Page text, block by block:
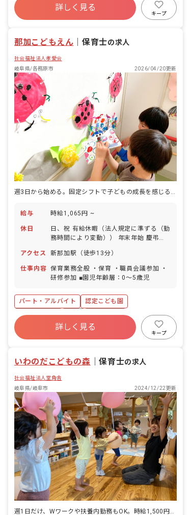
子どもたちの育成を目指しています。そ
のために、一人一人の子どもの状況や発
が現在をもっとも良く生き、望ましい未
行っております。具体的には、「英語あ
そび」や「運動あそび」、「ダンスあそ
び」、「音楽あそび」、「まなびタイ
ム」など子どもたちが新たな学びを楽し
むための環境があります。
残業少なめ
昇給昇進あり
詳しく見る
キープ
那加こどもえん ｜保育士の求人
社会福祉法人孝愛会
岐阜県/各務原市
2026/04/20更新
週3日から始める。固定シフトで子どもの成長を感じる保育。
給与 時給1,065円 ~
休日
日、祝 有給休暇（法人規定に準ずる（勤
務時間により変動）） 年末年始 慶弔休
アクセス
新那加駅（徒歩13分）
仕事内容 保育業務全般 ・保育 ・職員会議参加 ・
研修参加 ■園児年齢層：0～5歳児
パート・アルバイト
認定こども園
社会保険完備
有給
残業少なめ
昇給昇進あり
社会福祉法人
車通勤可
詳しく見る
キープ
いわのだこどもの森 ｜保育士の求人
社会福祉法人堂角舎
岐阜県/岐阜市
2024/12/22更新
週1日だけ、Wワークや扶養内勤務もOK。時給1,500円の高時給！